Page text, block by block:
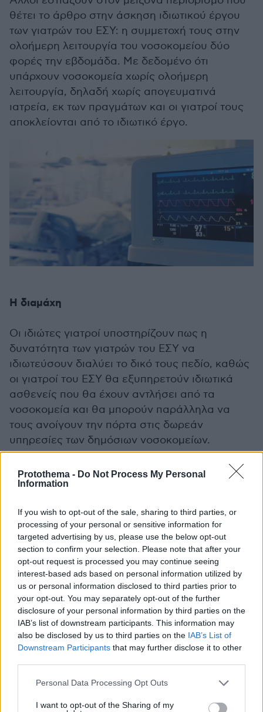
Protothema - Do Not Process My Personal
Information
If you wish to opt-out of the sale, sharing to third parties, or
processing of your personal or sensitive information for
targeted advertising by us, please use the below opt-out
section to confirm your selection. Please note that after your
opt-out request is processed you may continue seeing
interest-based ads based on personal information utilized by
us or personal information disclosed to third parties prior to
your opt-out. You may separately opt-out of the further
disclosure of your personal information by third parties on the
IAB’s list of downstream participants. This information may
also be disclosed by us to third parties on the IAB’s List of
Downstream Participants that may further disclose it to other
Please note that this website/app uses one or more Google
not limited to your visit or usage behaviour. You may click to
Personal Data Processing Opt Outs
I want to opt-out of the Sharing of my
θέτει το άρθρο στην άσκηση ιδιωτικού έργου
των γιατρών του ΕΣΥ: η συμμετοχή τους στην
ολοήμερη λειτουργία του νοσοκομείου δύο
φορές την εβδομάδα. Με δεδομένο ότι
υπάρχουν νοσοκομεία χωρίς ολοήμερη
λειτουργία, δηλαδή χωρίς απογευματινά
ιατρεία, εκ των πραγμάτων και οι γιατροί τους
αποκλείονται από το ιδιωτικό έργο.
Η διαμάχη
Οι ιδιώτες γιατροί υποστηρίζουν πως η
δυνατότητα των γιατρών του ΕΣΥ να
ιδιωτεύσουν διαλύει το δικό τους πεδίο, καθώς
οι γιατροί του ΕΣΥ θα εξυπηρετούν ιδιωτικά
ασθενείς που θα έχουν αντλήσει από τα
νοσοκομεία και θα μπορούν παράλληλα να
τους ανοίγουν την πόρτα στις δωρεάν
υπηρεσίες των δημόσιων νοσοκομείων.
«Δημιουργούνται συνθήκες αθέμιτου
ανταγωνισμού για τον ελευθεροεπαγγελματία
μικρού ιδιωτικού ιατρείου και στην πλήρη
διάλυση και απαξίωση το ΕΣΥ. Αντί να προωθεί
τη στελέχωση των νοσοκομείων με το
απαραίτητο ιατρονοσηλευτικό προσωπικό και
την αύξηση -βάσει και της απόφασης του ΣτΕ-
των μισθών των γιατρών του ΕΣΥ, οδηγεί σε
κατάργηση της πλήρους και αποκλειστικής
απασχόλησής τους», αναφέρουν σε
ανακοίνωσή τους τέσσερις επαγγελματικές
ενώσεις ελευθεροεπαγγελματιών γιατρών:
παιδιάτρων, οφθαλμιάτρων, παθολόγων και
ΩΡΛ. Την απόσυρση των διατάξεων που
αλλάζουν τις εργασιακές σχέσεις των γιατρών